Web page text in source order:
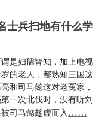
士兵扫地有什么学
是妇孺皆知，加上电视
的老人，都熟知三国这
和司马懿这对老冤家，
一次北伐时，没有听刘
司马懿趁虚而入……